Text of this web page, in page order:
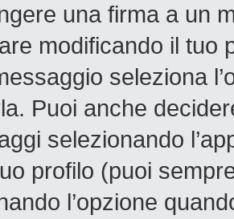
una firma a un
modificando il tuo
seleziona
Puoi anche
selezionando
profilo (puoi
l’opzione